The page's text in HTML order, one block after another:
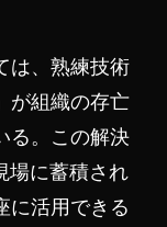
は、熟練技術
が組織の存亡
る。この解決
場に蓄積され
に活用できる